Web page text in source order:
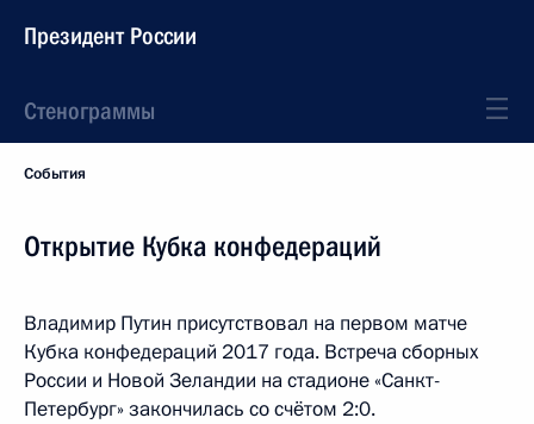
Президент России
Стенограммы
События
Открытие Кубка конфедераций
Владимир Путин присутствовал на первом матче
Кубка конфедераций 2017 года. Встреча сборных
России и Новой Зеландии на стадионе «Санкт-
Петербург» закончилась со счётом 2:0.